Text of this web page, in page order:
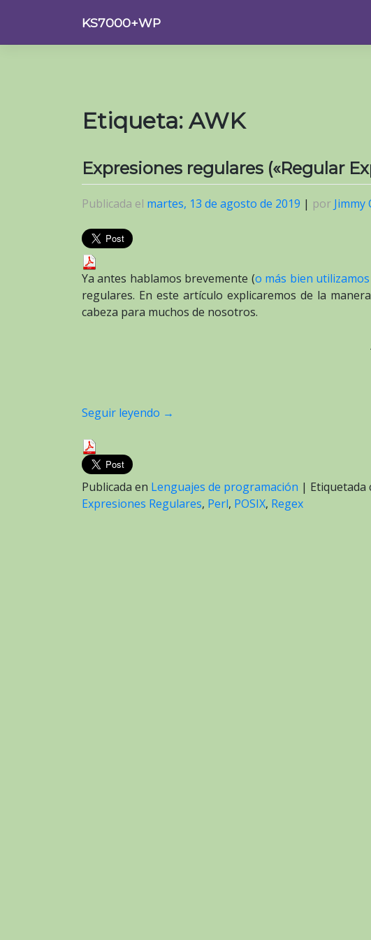
contenido
KS7000+WP
Etiqueta: AWK
Expresiones regulares («Regular
Publicada el martes, 13 de agosto de 2019 | por Jimmy
Ya antes hablamos brevemente (o más bien
regulares. En este artículo explicaremos de la
cabeza para muchos de nosotros.
Seguir leyendo →
Publicada en Lenguajes de programación | Etiquetada
Expresiones Regulares, Perl, POSIX, Regex